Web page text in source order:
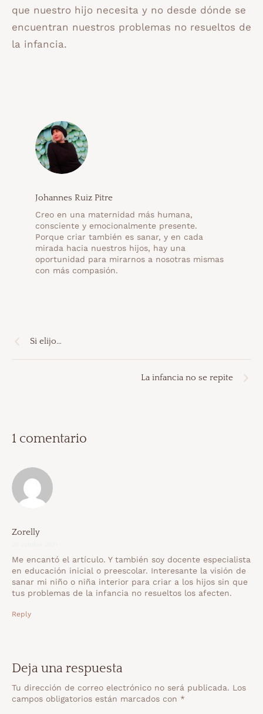
que nuestro hijo necesita y no desde dónde se
encuentran nuestros problemas no resueltos de
la infancia.
Johannes Ruiz Pitre
Creo en una maternidad más humana,
consciente y emocionalmente presente.
Porque criar también es sanar, y en cada
mirada hacia nuestros hijos, hay una
oportunidad para mirarnos a nosotras mismas
con más compasión.
Si elijo…
La infancia no se repite
1 comentario
Zorelly
Me encantó el artículo. Y también soy docente especialista
en educación inicial o preescolar. Interesante la visión de
sanar mi niño o niña interior para criar a los hijos sin que
tus problemas de la infancia no resueltos los afecten.
Reply
Deja una respuesta
Tu dirección de correo electrónico no será publicada. Los
campos obligatorios están marcados con *